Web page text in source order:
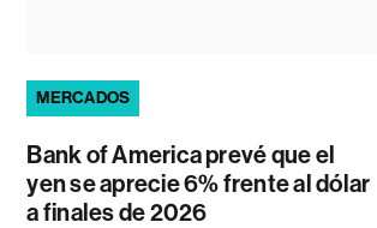
MERCADOS
Bank of America prevé que el
yen se aprecie 6% frente al dólar
a finales de 2026